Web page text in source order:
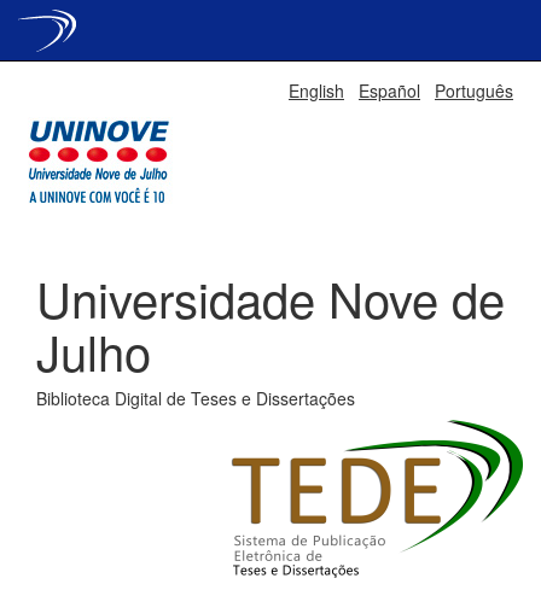
English Español Português
Universidade Nove de
Julho
Biblioteca Digital de Teses e Dissertações